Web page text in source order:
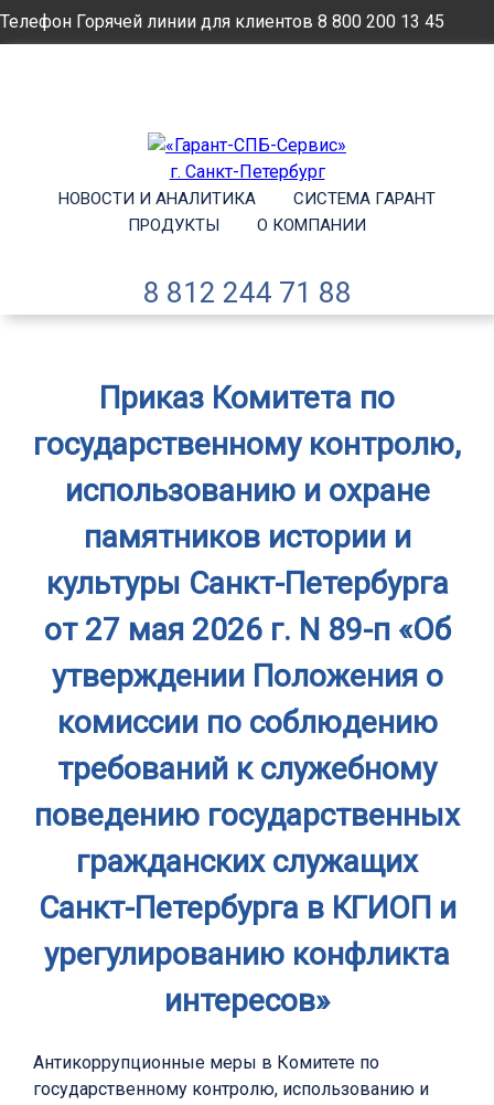
Телефон Горячей линии для клиентов 8 800 200 13 45
НОВОСТИ И АНАЛИТИКА
СИСТЕМА ГАРАНТ
ПРОДУКТЫ
О КОМПАНИИ
8 812 244 71 88
Приказ Комитета по
государственному контролю,
использованию и охране
памятников истории и
культуры Санкт-Петербурга
от 27 мая 2026 г. N 89-п «Об
утверждении Положения о
комиссии по соблюдению
требований к служебному
поведению государственных
гражданских служащих
Санкт-Петербурга в КГИОП и
урегулированию конфликта
интересов»
Антикоррупционные меры в Комитете по
государственному контролю, использованию и